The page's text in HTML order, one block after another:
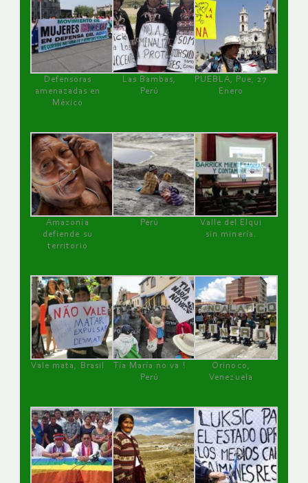
Defensoras
amenazadas en
México
Las Bambas,
Perú
PUEBLA, Pue, 27
Enero
Amazonía
defiende su
territorio
Perú
Valle del Elqui
sin minería.
Vale mata, Brasil
Tía María no va !
Perú
Orinoco,
Venezuela